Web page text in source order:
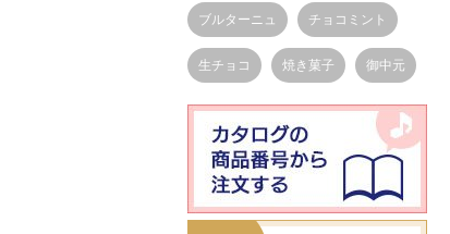
ブルターニュ チョコミント
生チョコ 焼き菓子 御中元